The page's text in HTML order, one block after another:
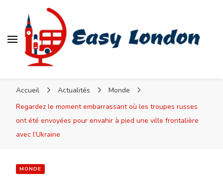
Accueil Actualités
Monde
Regardez le moment embarrassant où les troupes russes
ont été envoyées pour envahir à pied une ville frontalière
avec l’Ukraine
MONDE